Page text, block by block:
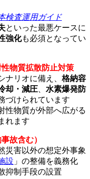
検査運用ガイド
といった最悪ケースに
強化も必須となってい
物質拡散防止対策
ナリオに備え、 格納容
却・減圧
水素爆発防
づけられています
性物質が外部へ広がる
れます
故含む）
災害以外の想定外事象
設 」の整備を義務化
抑制手段の設置